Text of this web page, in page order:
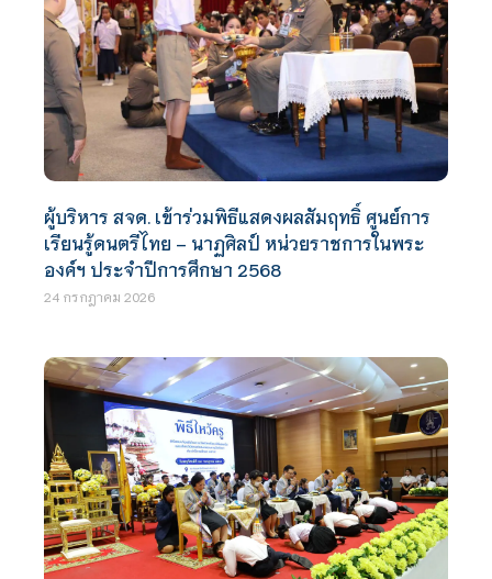
ผู้บริหาร สจด. เข้าร่วมพิธีแสดงผลสัมฤทธิ์ ศูนย์การ
เรียนรู้ดนตรีไทย – นาฏศิลป์ หน่วยราชการในพระ
องค์ฯ ประจำปีการศึกษา 2568
24 กรกฎาคม 2026